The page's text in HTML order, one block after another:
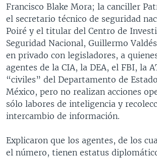
VENEZUELA
BRASIL
NICARAGUA
ECONOMÍA
ENTRETENIMIENTO Y CULTURA
TECNOLOGÍA
DEPORTES
CIENCIA Y SALUD
MULTIMEDIA
VIDEOS
FOTOGRAFÍA
AUDIOS
PROGRAMAS TV
EL MUNDO AL DÍA
FORO INTERAMERICANO
VISIÓN 360
LAS CLAVES
PANORAMA
RADIO
AVANCE INFORMATIVO
AUDIONOTICIAS
BUENOS DÍAS AMÉRICA
ESTADOS UNIDOS AL DÍA
EL MUNDO AL DÍA [RADIO]
FORO [RADIO]
DIRECT
DOCUMENTALES DE LA VOA
Learning English
Francisco Blake Mora; la canciller
el secretario técnico de seguridad
Poiré y el titular del Centro de
Seguridad Nacional, Guillermo
en privado con legisladores, a
agentes de la CIA, la DEA, el FBI, la
“civiles” del Departamento de
México, pero no realizan acciones
sólo labores de inteligencia y
intercambio de información.
Explicaron que los agentes, de los
el número, tienen estatus